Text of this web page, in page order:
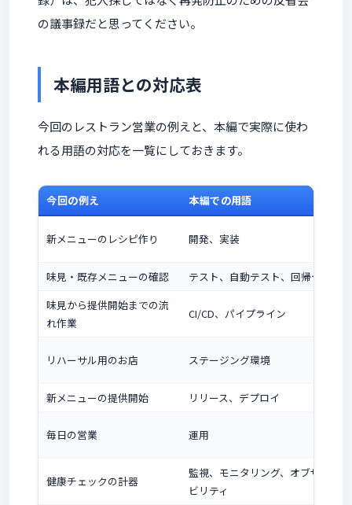
の議事録だと思ってください。
本編用語との対応表
今回のレストラン営業の例えと、本編で実際に使わ
れる用語の対応を一覧にしておきます。
今回の例え 本編での用語
新メニューのレシピ作り 開発、実装
味見・既存メニューの確認
テスト、自動テスト、回帰テスト
味見から提供開始までの流
れ作業
CI/CD、パイプライン
リハーサル用のお店 ステージング環境
新メニューの提供開始 リリース、デプロイ
毎日の営業 運用
健康チェックの計器
監視、モニタリング、オブザーバ
ビリティ